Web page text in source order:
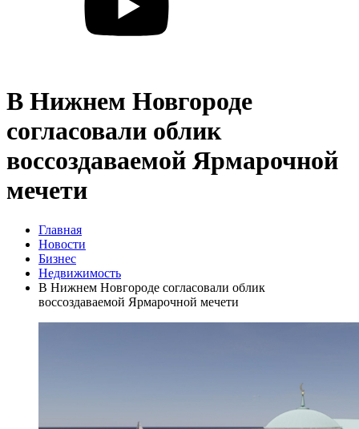
В Нижнем Новгороде
согласовали облик
воссоздаваемой Ярмарочной
мечети
Главная
Новости
Бизнес
Недвижимость
В Нижнем Новгороде согласовали облик
воссоздаваемой Ярмарочной мечети